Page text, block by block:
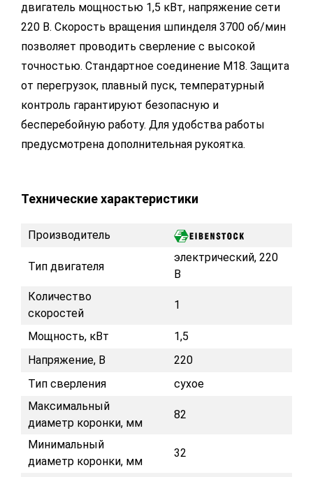
двигатель мощностью 1,5 кВт, напряжение сети
220 В. Скорость вращения шпинделя 3700 об/мин
позволяет проводить сверление с высокой
точностью. Стандартное соединение М18. Защита
от перегрузок, плавный пуск, температурный
контроль гарантируют безопасную и
бесперебойную работу. Для удобства работы
предусмотрена дополнительная рукоятка.
Технические характеристики
Производитель
Тип двигателя
электрический, 220
В
Количество
скоростей
1
Мощность, кВт
1,5
Напряжение, В
220
Тип сверления
сухое
Максимальный
диаметр коронки, мм
82
Минимальный
диаметр коронки, мм
32